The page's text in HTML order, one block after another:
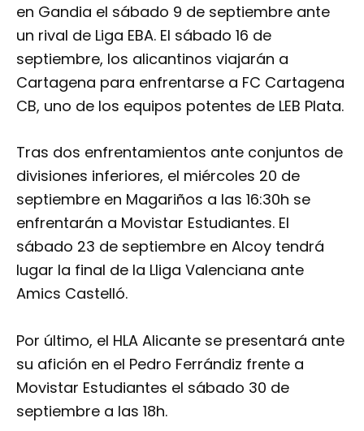
en Gandia el sábado 9 de septiembre ante
un rival de Liga EBA. El sábado 16 de
septiembre, los alicantinos viajarán a
Cartagena para enfrentarse a FC Cartagena
CB, uno de los equipos potentes de LEB Plata.
Tras dos enfrentamientos ante conjuntos de
divisiones inferiores, el miércoles 20 de
septiembre en Magariños a las 16:30h se
enfrentarán a Movistar Estudiantes. El
sábado 23 de septiembre en Alcoy tendrá
lugar la final de la Lliga Valenciana ante
Amics Castelló.
Por último, el HLA Alicante se presentará ante
su afición en el Pedro Ferrándiz frente a
Movistar Estudiantes el sábado 30 de
septiembre a las 18h.